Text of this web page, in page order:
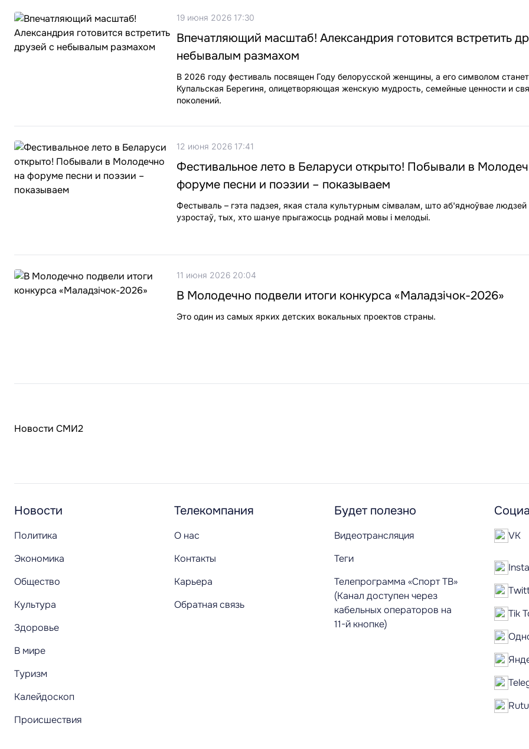
19 июня 2026 17:30
Впечатляющий масштаб! Александрия готовится встретить
небывалым размахом
В 2026 году фестиваль посвящен Году белорусской женщины, а его символом станет
Купальская Берегиня, олицетворяющая женскую мудрость, семейные ценности и
поколений.
12 июня 2026 17:41
Фестивальное лето в Беларуси открыто! Побывали в
форуме песни и поэзии – показываем
Фестываль – гэта падзея, якая стала культурным сімвалам, што аб'ядноўвае
узростаў, тых, хто шануе прыгажосць роднай мовы і мелодыі.
11 июня 2026 20:04
В Молодечно подвели итоги конкурса «Маладзічок-2026»
Это один из самых ярких детских вокальных проектов страны.
Новости СМИ2
Новости
Политика
Экономика
Общество
Культура
Здоровье
В мире
Туризм
Калейдоскоп
Происшествия
Телекомпания
О нас
Контакты
Карьера
Обратная связь
Будет полезно
Видеотрансляция
Теги
Телепрограмма «Спорт ТВ»
(Канал доступен через
кабельных операторов на
11-й кнопке)
VK
Tik